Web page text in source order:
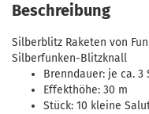
Beschreibung
Silberblitz Raketen von
Silberfunken-Blitzknall
Brenndauer: je ca. 3
Effekthöhe: 30 m
Stück: 10 kleine